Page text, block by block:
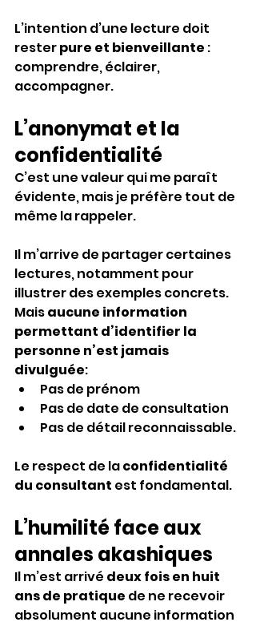
L’intention d’une lecture doit
rester pure et bienveillante :
comprendre, éclairer,
accompagner.
L’anonymat et la
confidentialité
C’est une valeur qui me paraît
évidente, mais je préfère tout de
même la rappeler.
Il m’arrive de partager certaines
lectures, notamment pour
illustrer des exemples concrets.
Mais aucune information
permettant d’identifier la
personne n’est jamais
divulguée:
Pas de prénom
Pas de date de consultation
Pas de détail reconnaissable.
Le respect de la confidentialité
du consultant est fondamental.
L’humilité face aux
annales akashiques
Il m’est arrivé deux fois en huit
ans de pratique de ne recevoir
absolument aucune information